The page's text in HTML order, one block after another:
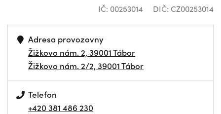
IČ: 00253014 DIČ: CZ00253014
Adresa provozovny
Žižkovo nám. 2, 39001 Tábor
Žižkovo nám. 2/2, 39001 Tábor
Telefon
+420 381 486 230